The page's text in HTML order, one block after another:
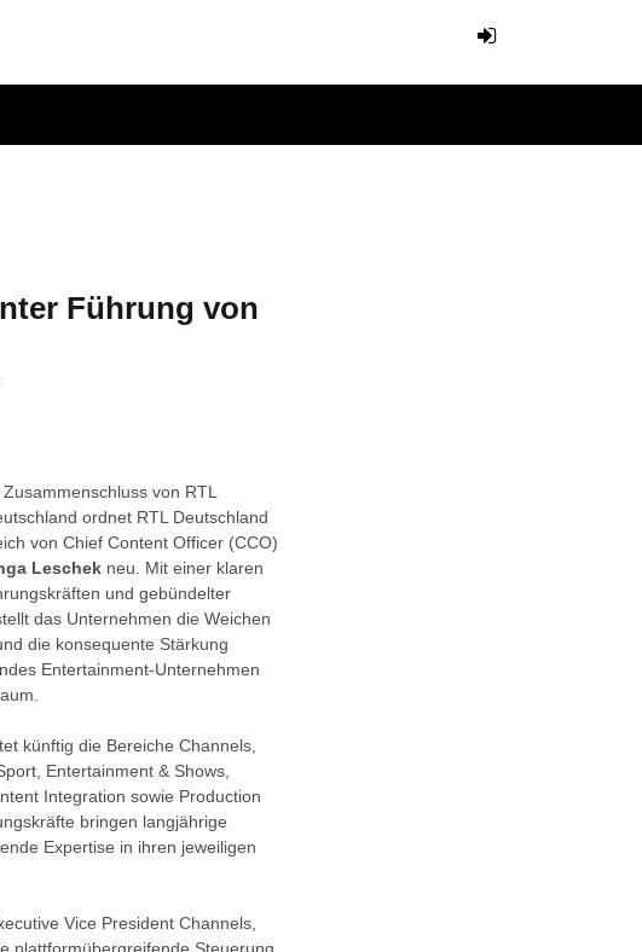
Führung von
von RTL
ordnet RTL Deutschland
von Chief Content Officer (CCO)
Leschek neu. Mit einer klaren
und gebündelter
das Unternehmen die Weichen
die konsequente Stärkung
Entertainment-Unternehmen
künftig die Bereiche Channels,
Entertainment & Shows,
Integration sowie Production
bringen langjährige
Expertise in ihren jeweiligen
Vice President Channels,